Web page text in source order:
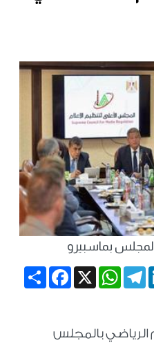
بماسبيرو
Share
Facebook X
WhatsApp
Telegram
الرياضي بالمجلس